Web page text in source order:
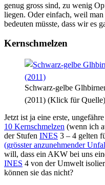
genug gross sind, zu wenig
liegen. Oder einfach, weil
bedeuten müsste, dass wir es
Kernschmelzen
Schwarz-gelbe
(2011) (Klick für Quelle)
Jetzt ist ja eine erste,
10 Kernschmelzen (wenn ich
der Stufen INES 3 – 4 gelten
(grösster anzunehmender
will, dass ein AKW bei uns
INES 4 von der Umwelt
können sie das nicht?